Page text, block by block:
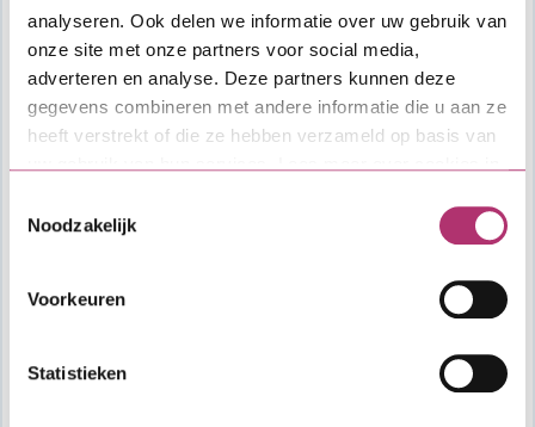
analyseren. Ook delen we informatie over uw gebruik van
onze site met onze partners voor social media,
adverteren en analyse. Deze partners kunnen deze
gegevens combineren met andere informatie die u aan ze
heeft verstrekt of die ze hebben verzameld op basis van
Noodzakelijk
Voorkeuren
Statistieken
Aflopende Starterslening